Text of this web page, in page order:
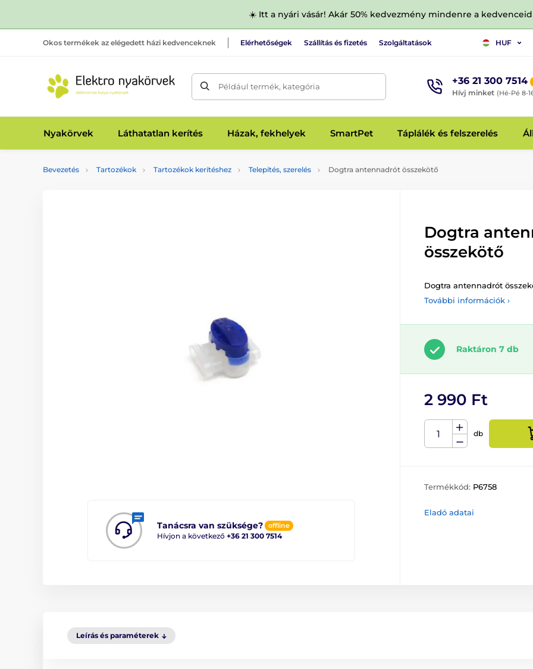
☀️ Itt a nyári vásár! Akár 50% kedvezmény mindenre a
Okos termékek az elégedett házi kedvenceknek Elérhetőségek Szállítás és fizetés Szolgáltatások HUF
Például termék, kategória +36 21 300 7514
Hívj minket (Hé-Pé 8-
Nyakörvek Láthatatlan kerítés Házak, fekhelyek SmartPet Táplálék és felszerelés
Bevezetés Tartozékok Tartozékok kerítéshez Telepítés, szerelés Dogtra antennadrót összekötő
Tanácsra van szüksége? offline
Hívjon a következő +36 21 300 7514
Dogtra
összekötő
Dogtra antennadrót
További információk ›
Raktáron 7 db
2 990 Ft
db
Termékkód: P6758
Eladó adatai
Leírás és paraméterek